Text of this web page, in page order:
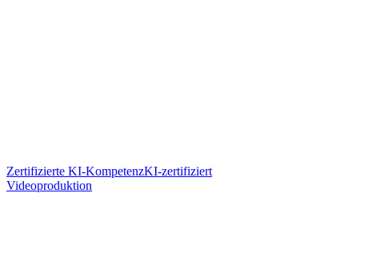
Zertifizierte KI-KompetenzKI-zertifiziert
Videoproduktion